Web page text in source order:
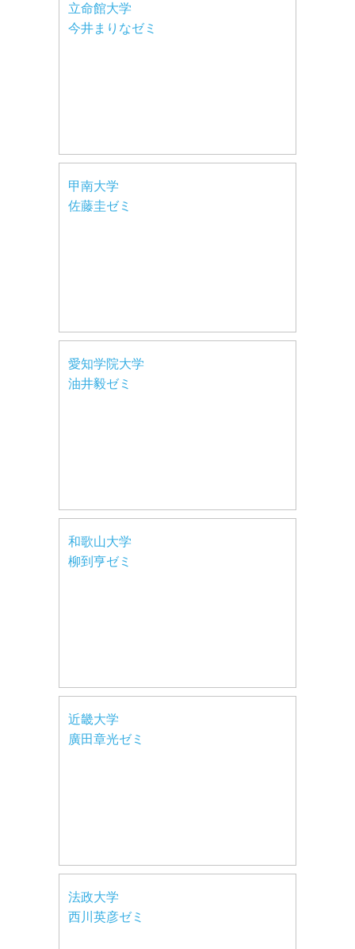
立命館大学
今井まりなゼミ
甲南大学
佐藤圭ゼミ
愛知学院大学
油井毅ゼミ
和歌山大学
柳到亨ゼミ
近畿大学
廣田章光ゼミ
法政大学
西川英彦ゼミ